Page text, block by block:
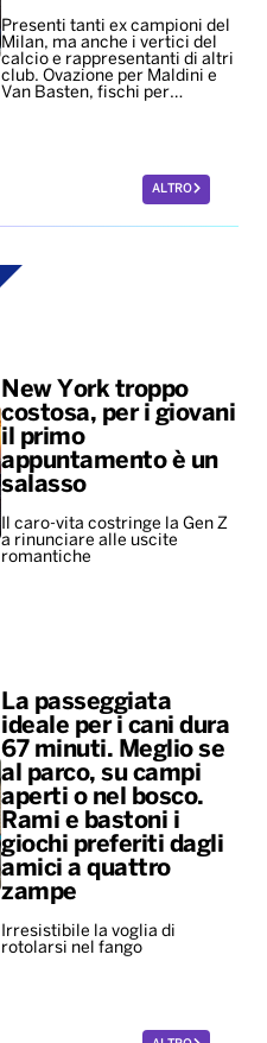
Presenti tanti ex campioni del
Milan, ma anche i vertici del
calcio e rappresentanti di altri
club. Ovazione per Maldini e
Van Basten, fischi per…
ALTRO
New York troppo
costosa, per i giovani
il primo
appuntamento è un
salasso
Il caro-vita costringe la Gen Z
a rinunciare alle uscite
romantiche
La passeggiata
ideale per i cani dura
67 minuti. Meglio se
al parco, su campi
aperti o nel bosco.
Rami e bastoni i
giochi preferiti dagli
amici a quattro
zampe
Irresistibile la voglia di
rotolarsi nel fango